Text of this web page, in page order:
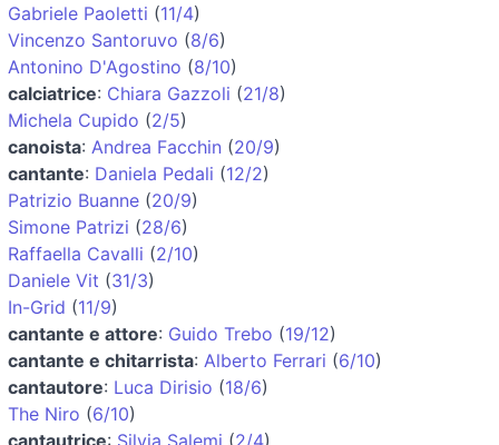
Gabriele Paoletti (11/4)
Vincenzo Santoruvo (8/6)
Antonino D'Agostino (8/10)
calciatrice: Chiara Gazzoli (21/8)
Michela Cupido (2/5)
canoista: Andrea Facchin (20/9)
cantante: Daniela Pedali (12/2)
Patrizio Buanne (20/9)
Simone Patrizi (28/6)
Raffaella Cavalli (2/10)
Daniele Vit (31/3)
In-Grid (11/9)
cantante e attore: Guido Trebo (19/12)
cantante e chitarrista: Alberto Ferrari (6/10)
cantautore: Luca Dirisio (18/6)
The Niro (6/10)
cantautrice: Silvia Salemi (2/4)